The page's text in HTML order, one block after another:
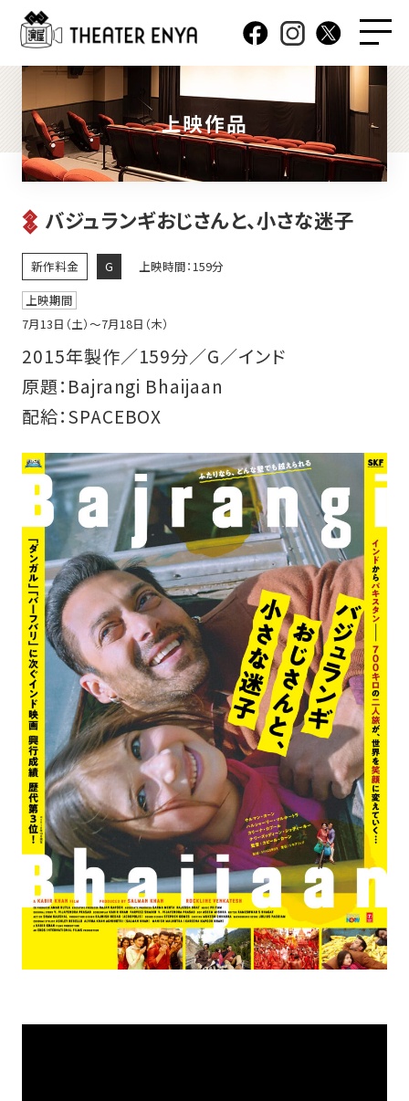
上映作品
バジュランギおじさんと、小さな迷子
新作料金 G
上映時間：159分
上映期間
7月13日（土）〜7月18日（木）
2015年製作／159分／G／インド
原題：Bajrangi Bhaijaan
配給：SPACEBOX